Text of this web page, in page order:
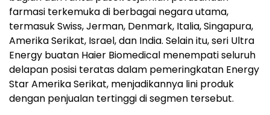
farmasi terkemuka di berbagai negara utama,
termasuk Swiss, Jerman, Denmark, Italia, Singapura,
Amerika Serikat, Israel, dan India. Selain itu, seri Ultra
Energy buatan Haier Biomedical menempati seluruh
delapan posisi teratas dalam pemeringkatan Energy
Star Amerika Serikat, menjadikannya lini produk
dengan penjualan tertinggi di segmen tersebut.